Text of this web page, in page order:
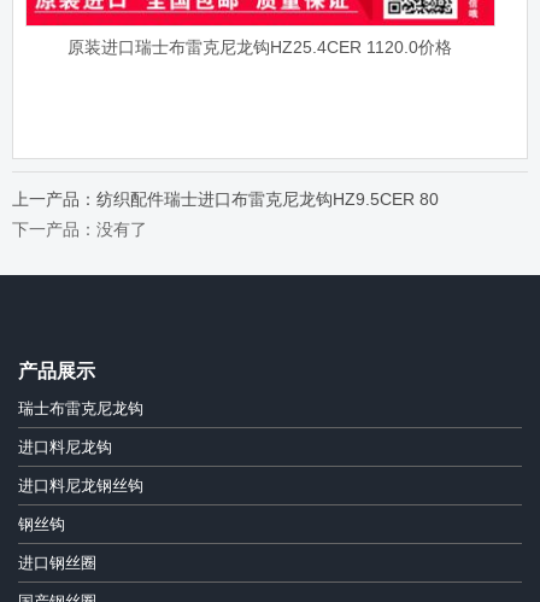
原装进口瑞士布雷克尼龙钩HZ25.4CER 1120.0价格
上一产品：纺织配件瑞士进口布雷克尼龙钩HZ9.5CER 80
下一产品：没有了
产品展示
瑞士布雷克尼龙钩
进口料尼龙钩
进口料尼龙钢丝钩
钢丝钩
进口钢丝圈